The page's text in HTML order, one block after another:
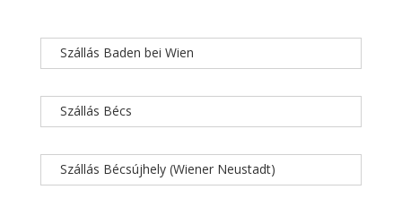
Szállás Baden bei Wien
Szállás Bécs
Szállás Bécsújhely (Wiener Neustadt)